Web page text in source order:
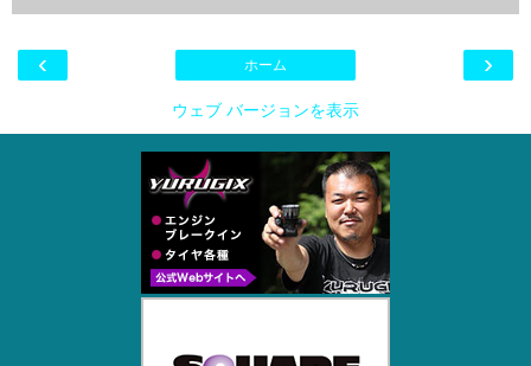
‹ ›
ホーム
ウェブ バージョンを表示